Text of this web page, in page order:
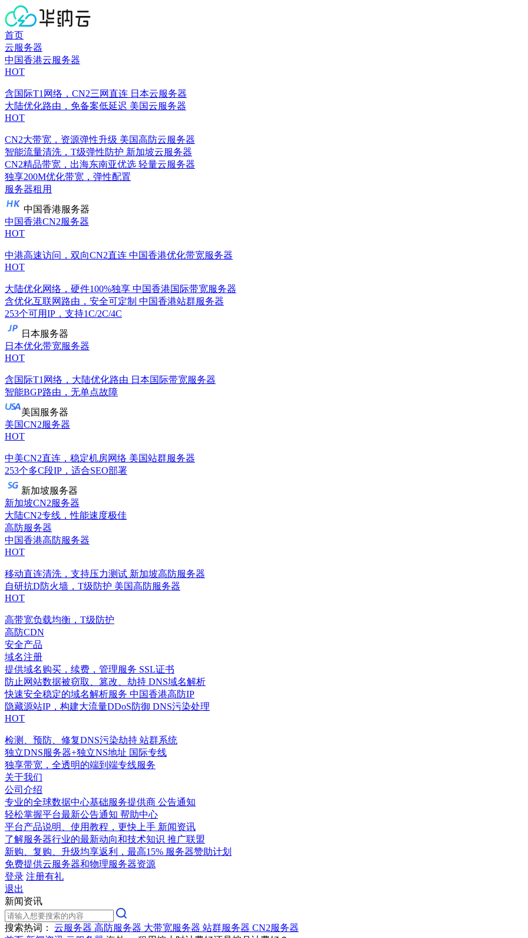
首页
云服务器
中国香港云服务器
HOT
含国际T1网络，CN2三网直连 日本云服务器
大陆优化路由，免备案低延迟 美国云服务器
HOT
CN2大带宽，资源弹性升级 美国高防云服务器
智能流量清洗，T级弹性防护 新加坡云服务器
CN2精品带宽，出海东南亚优选 轻量云服务器
独享200M优化带宽，弹性配置
服务器租用
中国香港服务器
中国香港CN2服务器
HOT
中港高速访问，双向CN2直连 中国香港优化带宽服务器
HOT
大陆优化网络，硬件100%独享 中国香港国际带宽服务器
含优化互联网路由，安全可定制 中国香港站群服务器
253个可用IP，支持1C/2C/4C
日本服务器
日本优化带宽服务器
HOT
含国际T1网络，大陆优化路由 日本国际带宽服务器
智能BGP路由，无单点故障
美国服务器
美国CN2服务器
HOT
中美CN2直连，稳定机房网络 美国站群服务器
253个多C段IP，适合SEO部署
新加坡服务器
新加坡CN2服务器
大陆CN2专线，性能速度极佳
高防服务器
中国香港高防服务器
HOT
移动直连清洗，支持压力测试 新加坡高防服务器
自研抗D防火墙，T级防护 美国高防服务器
HOT
高带宽负载均衡，T级防护
高防CDN
安全产品
域名注册
提供域名购买，续费，管理服务 SSL证书
防止网站数据被窃取、篡改、劫持 DNS域名解析
快速安全稳定的域名解析服务 中国香港高防IP
隐藏源站IP，构建大流量DDoS防御 DNS污染处理
HOT
检测、预防、修复DNS污染劫持 站群系统
独立DNS服务器+独立NS地址 国际专线
独享带宽，全透明的端到端专线服务
关于我们
公司介绍
专业的全球数据中心基础服务提供商 公告通知
轻松掌握平台最新公告通知 帮助中心
平台产品说明、使用教程，更快上手 新闻资讯
了解服务器行业的最新动向和技术知识 推广联盟
新购、复购、升级均享返利，最高15% 服务器赞助计划
免费提供云服务器和物理服务器资源
登录 注册有礼
退出
新闻资讯
搜索热词： 云服务器 高防服务器 大带宽服务器 站群服务器 CN2服务器